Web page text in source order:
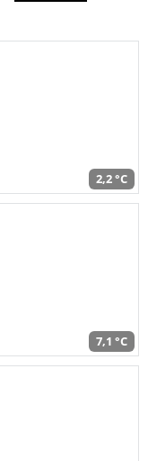
2,2 °C
7,1 °C